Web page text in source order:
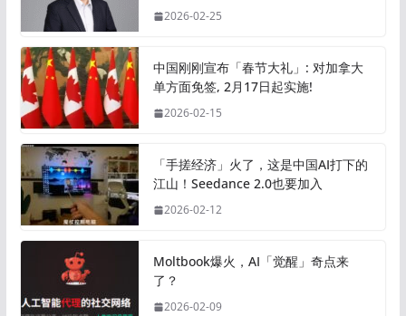
2026-02-25
中国刚刚宣布「春节大礼」: 对加拿大
单方面免签, 2月17日起实施!
2026-02-15
「手搓经济」火了，这是中国AI打下的
江山！Seedance 2.0也要加入
2026-02-12
Moltbook爆火，AI「觉醒」奇点来
了？
2026-02-09